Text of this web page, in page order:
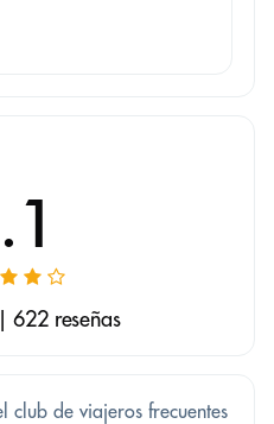
622 reseñas
club de viajeros frecuentes